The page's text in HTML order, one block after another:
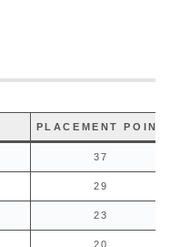
PLACEMENT POINT
37
29
23
20